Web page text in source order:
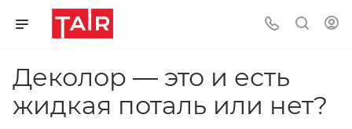
Деколор — это и есть
жидкая поталь или нет?